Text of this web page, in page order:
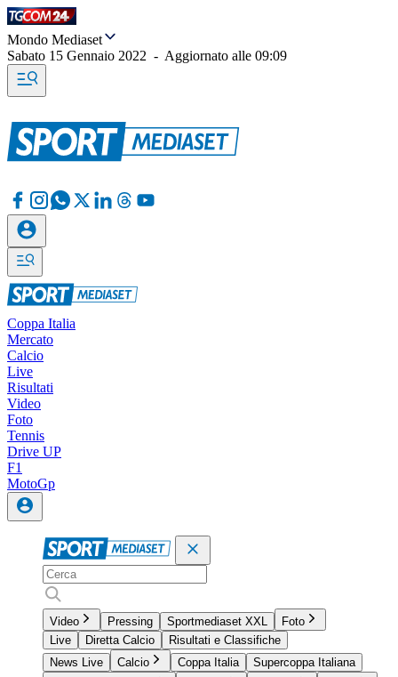
Mondo Mediaset
Sabato 15 Gennaio 2022 - Aggiornato alle 09:09
Coppa Italia
Mercato
Calcio
Live
Risultati
Video
Foto
Tennis
Drive UP
F1
MotoGp
Video Pressing Sportmediaset XXL
Foto
Live
Diretta Calcio
Risultati e Classifiche
News Live
Calcio Coppa Italia
Supercoppa Italiana